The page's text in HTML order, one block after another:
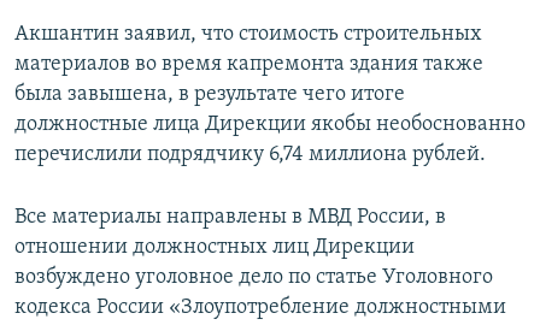
Акшантин заявил, что стоимость строительных
материалов во время капремонта здания также
была завышена, в результате чего итоге
должностные лица Дирекции якобы необоснованно
перечислили подрядчику 6,74 миллиона рублей.
Все материалы направлены в МВД России, в
отношении должностных лиц Дирекции
возбуждено уголовное дело по статье Уголовного
кодекса России «Злоупотребление должностными